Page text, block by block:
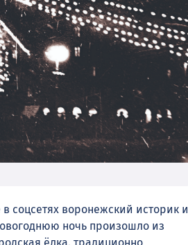
соцсетях воронежский историк и
ночь произошло из